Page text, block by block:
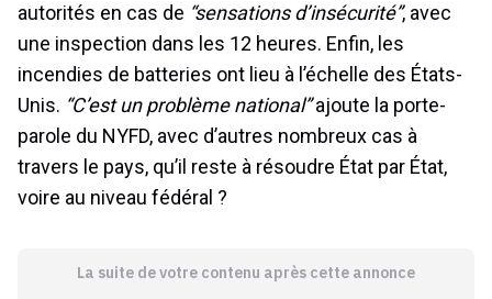
autorités en cas de “sensations d’insécurité”, avec
une inspection dans les 12 heures. Enfin, les
incendies de batteries ont lieu à l’échelle des États-
Unis. “C’est un problème national”ajoute la porte-
parole du NYFD, avec d’autres nombreux cas à
travers le pays, qu’il reste à résoudre État par État,
voire au niveau fédéral ?
La suite de votre contenu après cette annonce